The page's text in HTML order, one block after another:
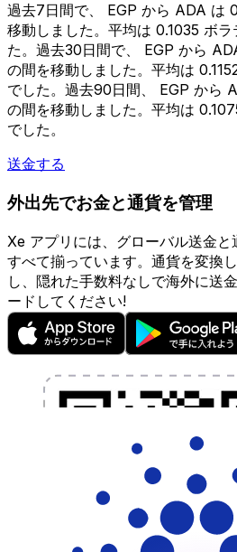
過去7日間で、 EGP から ADA は
移動しました。平均は 0.1035 ボ
た。過去30日間で、 EGP から
の間を移動しました。平均は
でした。過去90日間、 EGP から
の間を移動しました。平均は
でした。
送金する
外出先でお金と通貨を管理
Xe アプリには、グローバル送金
すべて揃っています。通貨を変換
し、隠れた手数料なしで海外に送
ードしてください!